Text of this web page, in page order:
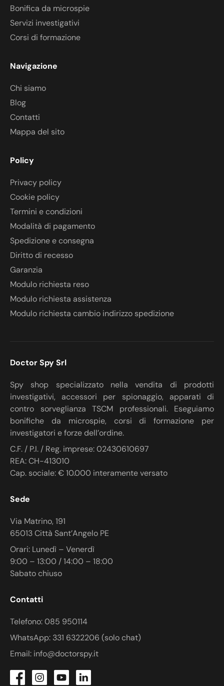
Bonifica da microspie
Servizi investigativi
Corsi di formazione
Navigazione
Chi siamo
Blog
Contatti
Mappa del sito
Policy
Privacy policy
Cookie policy
Termini e condizioni
Modalità di pagamento
Spedizione e consegna
Diritto di recesso
Garanzia
Modulo richiesta reso
Modulo richiesta assistenza
Modulo richiesta cambio indirizzo spedizione
Doctor Spy Srl
Spy shop specializzato nella vendita di prodotti
investigativi, accessori per spionaggio, apparati di
contro sorveglianza TSCM professionali. Eseguiamo
bonifiche da microspie, corsi di formazione per
investigatori e forze dell’ordine.
C.F. / P.I. / Reg. imprese: 02430610697
REA: CH-413010
Cap. sociale: € 10.000 interamente versato
Sede
Via Matrino, 191
65013 Città Sant’Angelo PE
Orari: Lunedì – Venerdì
9:00 – 13:00 / 14:00 – 18:00
Sabato chiuso
Contatti
Telefono: 085 950114
WhatsApp: 331 6322206 (solo chat)
Email: info@doctorspy.it